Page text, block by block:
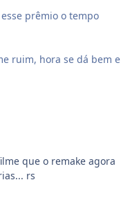
prêmio o tempo
ruim, hora se dá bem e
que o remake agora
rs